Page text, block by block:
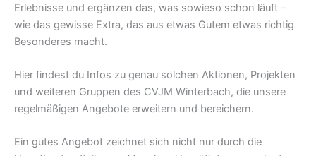
Erlebnisse und ergänzen das, was sowieso schon läuft –
wie das gewisse Extra, das aus etwas Gutem etwas richtig
Besonderes macht.
Hier findest du Infos zu genau solchen Aktionen, Projekten
und weiteren Gruppen des CVJM Winterbach, die unsere
regelmäßigen Angebote erweitern und bereichern.
Ein gutes Angebot zeichnet sich nicht nur durch die